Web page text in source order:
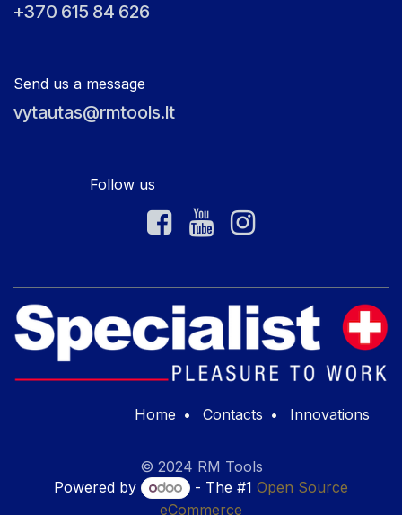
+370 615 84 626
Send us a message
vytautas@rmtools.lt
Follow us
Home • Contacts • Innovations
© 2024 RM Tools
Powered by
- The #1 Open Source
eCommerce